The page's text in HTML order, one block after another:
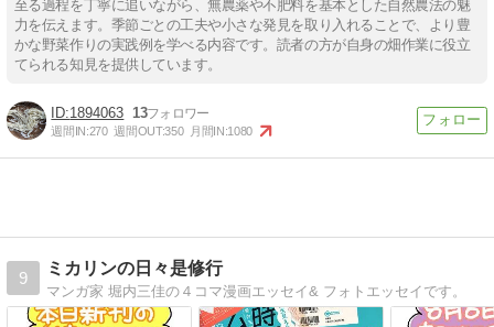
至る過程を丁寧に追いながら、無農薬や不肥料を基本とした自然農法の魅
力を伝えます。季節ごとの工夫や小さな発見を取り入れることで、より豊
かな野菜作りの実践例を学べる内容です。読者の方が自身の畑作業に役立
てられる知見を提供しています。
1894063 13
週間IN:270 週間OUT:350 月間IN:1080
9
ミカリンの日々是修行
マンガ家 堀内三佳の４コマ漫画エッセイ& フォトエッセイです。